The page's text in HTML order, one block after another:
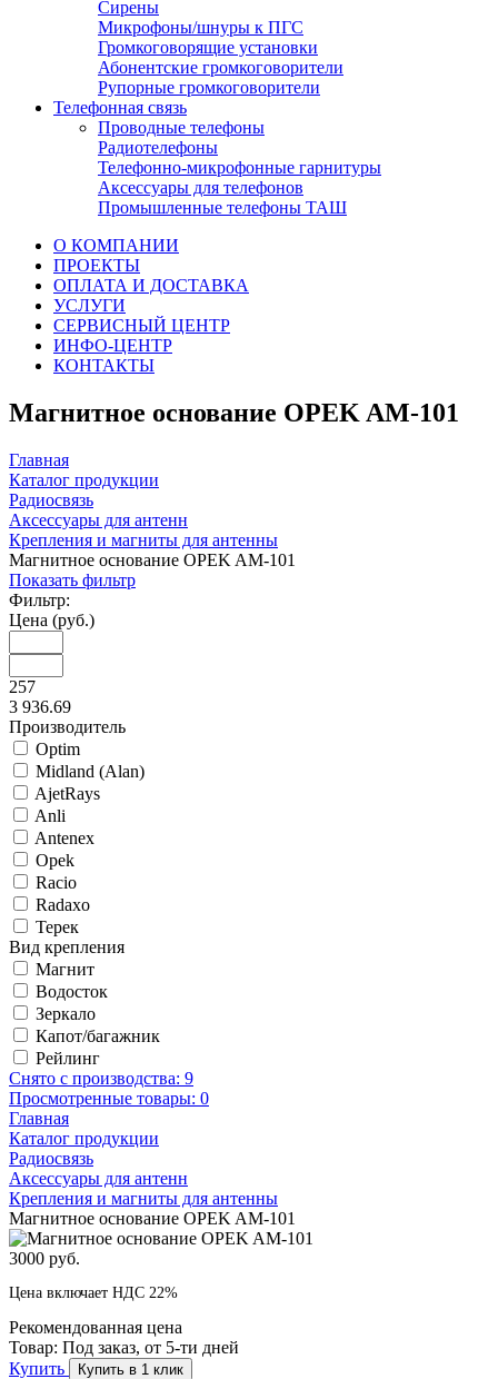
Сирены
Микрофоны/шнуры к ПГС
Громкоговорящие установки
Абонентские громкоговорители
Рупорные громкоговорители
Телефонная связь
Проводные телефоны
Радиотелефоны
Телефонно-микрофонные гарнитуры
Аксессуары для телефонов
Промышленные телефоны ТАШ
О КОМПАНИИ
ПРОЕКТЫ
ОПЛАТА И ДОСТАВКА
УСЛУГИ
СЕРВИСНЫЙ ЦЕНТР
ИНФО-ЦЕНТР
КОНТАКТЫ
Магнитное основание OPEK AM-101
Главная
Каталог продукции
Радиосвязь
Аксессуары для антенн
Крепления и магниты для антенны
Магнитное основание OPEK AM-101
Показать фильтр
Фильтр:
Цена (руб.)
257
3 936.69
Производитель
Optim
Midland (Alan)
AjetRays
Anli
Antenex
Opek
Racio
Radaxo
Терек
Вид крепления
Магнит
Водосток
Зеркало
Капот/багажник
Рейлинг
Снято с производства: 9
Просмотренные товары: 0
Главная
Каталог продукции
Радиосвязь
Аксессуары для антенн
Крепления и магниты для антенны
Магнитное основание OPEK AM-101
3000 руб.
Цена включает НДС 22%
Рекомендованная цена
Товар: Под заказ, от 5-ти дней
Купить
Купить в 1 клик